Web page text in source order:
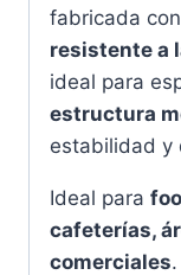
fabricada con
resistente a
ideal para
estructura
estabilidad y
Ideal para
cafeterías,
comerciales.